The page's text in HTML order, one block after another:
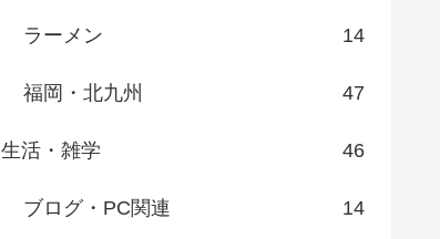
ラーメン 14
福岡・北九州 47
生活・雑学 46
ブログ・PC関連 14